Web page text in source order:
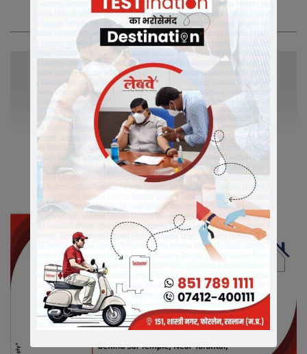
समाचारो के अपडेट के लिए ग्रुप को ज्वाइन करे|